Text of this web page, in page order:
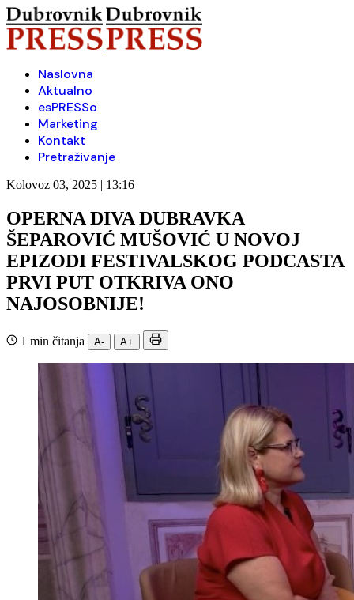
Naslovna
Aktualno
esPRESSo
Marketing
Kontakt
Pretraživanje
Kolovoz 03, 2025 | 13:16
OPERNA DIVA DUBRAVKA
ŠEPAROVIĆ MUŠOVIĆ U NOVOJ
EPIZODI FESTIVALSKOG PODCASTA
PRVI PUT OTKRIVA ONO
NAJOSOBNIJE!
1 min čitanja A- A+